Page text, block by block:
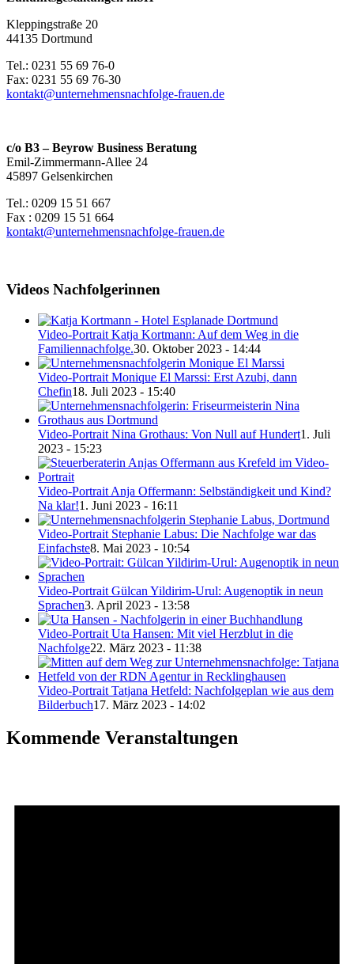
Kleppingstraße 20
44135 Dortmund
Tel.: 0231 55 69 76-0
Fax: 0231 55 69 76-30
kontakt@unternehmensnachfolge-frauen.de
c/o B3 – Beyrow Business Beratung
Emil-Zimmermann-Allee 24
45897 Gelsenkirchen
Tel.: 0209 15 51 667
Fax : 0209 15 51 664
kontakt@unternehmensnachfolge-frauen.de
Videos Nachfolgerinnen
Video-Portrait Katja Kortmann: Auf dem Weg in die
Familiennachfolge.30. Oktober 2023 - 14:44
Video-Portrait Monique El Marssi: Erst Azubi, dann
Chefin18. Juli 2023 - 15:40
Video-Portrait Nina Grothaus: Von Null auf Hundert1. Juli
2023 - 15:23
Video-Portrait Anja Offermann: Selbständigkeit und Kind?
Na klar!1. Juni 2023 - 16:11
Video-Portrait Stephanie Labus: Die Nachfolge war das
Einfachste8. Mai 2023 - 10:54
Video-Portrait Gülcan Yildirim-Urul: Augenoptik in neun
Sprachen3. April 2023 - 13:58
Video-Portrait Uta Hansen: Mit viel Herzblut in die
Nachfolge22. März 2023 - 11:38
Video-Portrait Tatjana Hetfeld: Nachfolgeplan wie aus dem
Bilderbuch17. März 2023 - 14:02
Kommende Veranstaltungen